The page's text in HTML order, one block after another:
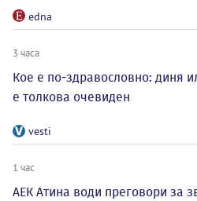
edna
3 часа
Кое е по-здравословно: диня
е толкова очевиден
vesti
1 час
АЕК Атина води преговори за